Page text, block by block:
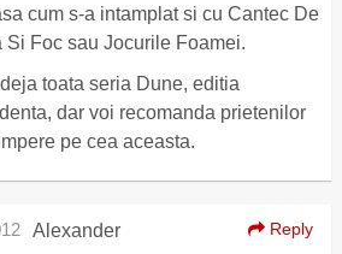
cum s-a intamplat si cu Cantec De
Si Foc sau Jocurile Foamei.
toata seria Dune, editia
dar voi recomanda prietenilor
pe cea aceasta.
Alexander Reply